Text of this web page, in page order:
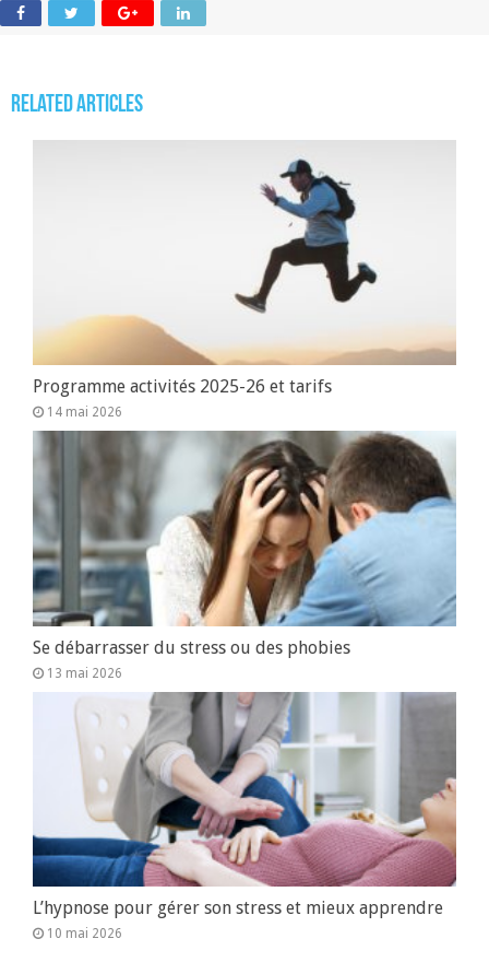
Related Articles
Programme activités 2025-26 et tarifs
14 mai 2026
Se débarrasser du stress ou des phobies
13 mai 2026
L’hypnose pour gérer son stress et mieux apprendre
10 mai 2026